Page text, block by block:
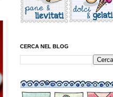
CERCA NEL BLOG